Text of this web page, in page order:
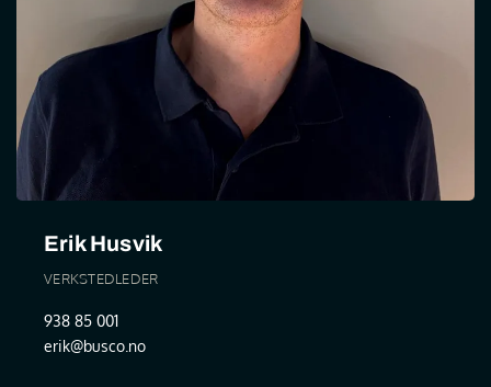
Erik Husvik
VERKSTEDLEDER
938 85 001
erik@busco.no